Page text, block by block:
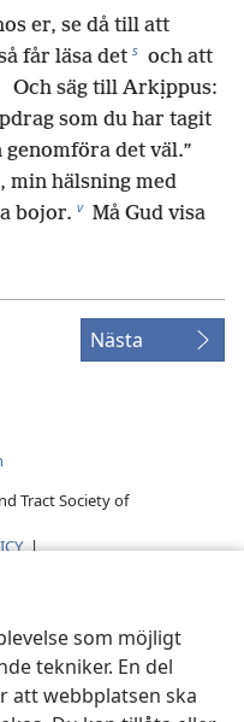
som möjligt
tekniker. En del
att webbplatsen ska
er, se då till att
får läsa det s och att
Och säg till Arkịppus:
som du har tagit
det väl.”
min hälsning med
bojor. v Må Gud visa
Nästa
Tract Society of
|